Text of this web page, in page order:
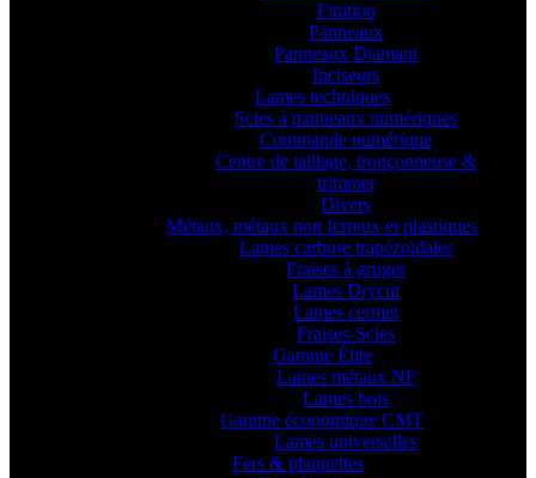
Finition
Panneaux
Panneaux Diamant
Inciseurs
Lames techniques
Scies à panneaux numériques
Commande numérique
Centre de taillage, tronçonneuse &
trimmer
Divers
Métaux, métaux non ferreux et plastiques
Lames carbure trapézoïdales
Fraises à gruger
Lames Drycut
Lames cermet
Fraises-Scies
Gamme Élite
Lames métaux NF
Lames bois
Gamme économique CMT
Lames universelles
Fers & plaquettes